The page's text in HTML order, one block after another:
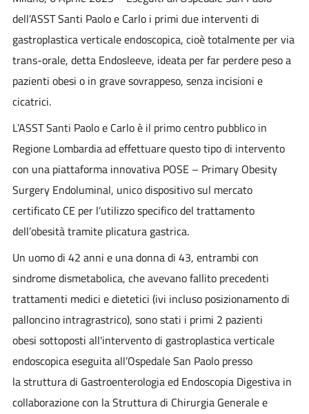
dell’ASST Santi Paolo e Carlo i primi due interventi di
gastroplastica verticale endoscopica, cioè totalmente per via
trans-orale, detta Endosleeve, ideata perfar perdere peso a
pazienti obesi o in grave sovrappeso, senza incisioni e
cicatrici.
L’ASST Santi Paolo e Carlo è il primo centro pubblico in
Regione Lombardiaad effettuare questo tipo di intervento
con una piattaforma innovativa POSE – Primary Obesity
Surgery Endoluminal, unico dispositivo sul mercato
certificato CE per l’utilizzo specifico del trattamento
dell’obesità tramite plicatura gastrica.
Un uomo di 42 anni e una donna di 43, entrambi con
sindrome dismetabolica, che avevano fallito precedenti
trattamenti medici e dietetici (ivi incluso posizionamento di
palloncino intragrastrico), sono stati i primi 2 pazienti
obesi sottoposti all'intervento di gastroplastica verticale
endoscopica eseguita all’Ospedale San Paolo presso
lastruttura di Gastroenterologia ed Endoscopia Digestiva in
collaborazione con laStruttura di Chirurgia Generale e